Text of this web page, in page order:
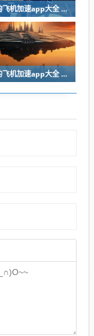
下载量高的飞机加速app大全 值得推荐的飞机加速app精选
下载量高的飞机加速app大全 值得推荐的飞机加速app精选